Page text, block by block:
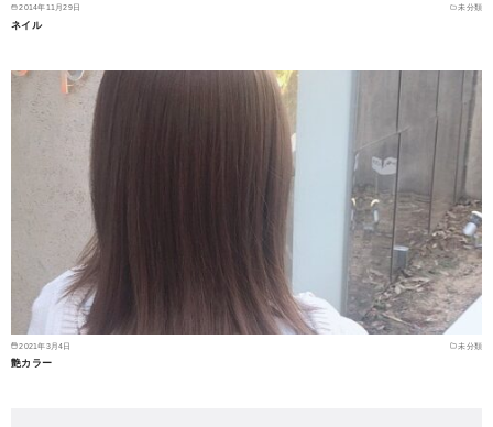
2014年11月29日 未分類
ネイル
2021年3月4日 未分類
艶カラー